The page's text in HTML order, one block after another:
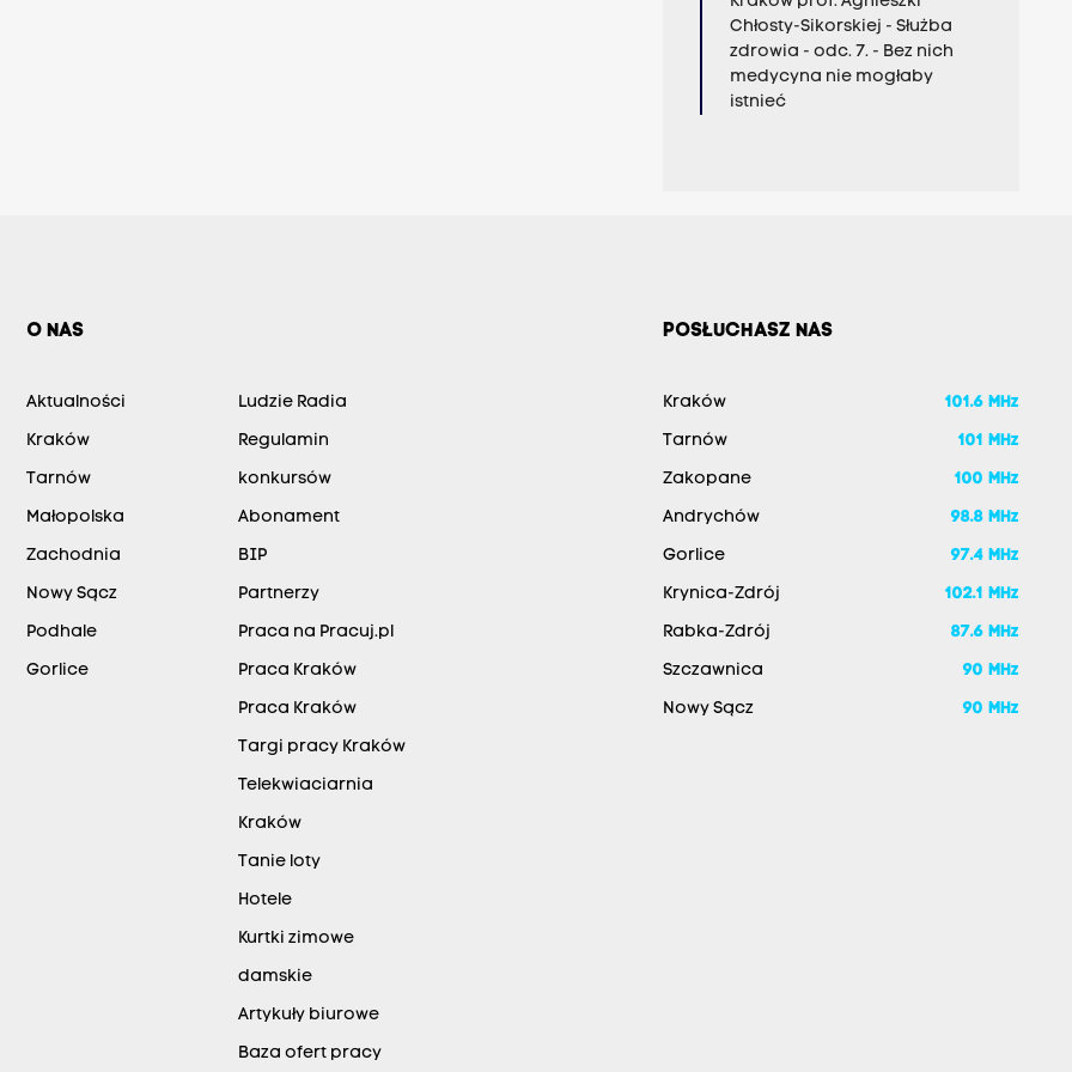
Chłosty-Sikorskiej - Służba
zdrowia - odc. 7. - Bez nich
medycyna nie mogłaby
istnieć
O NAS
Aktualności
Kraków
Tarnów
Małopolska
Zachodnia
Nowy Sącz
Podhale
Gorlice
Ludzie Radia
Regulamin
konkursów
Abonament
BIP
Partnerzy
Praca na Pracuj.pl
Praca Kraków
Praca Kraków
Targi pracy Kraków
Telekwiaciarnia
Kraków
Tanie loty
Hotele
Kurtki zimowe
damskie
Artykuły biurowe
Baza ofert pracy
POSŁUCHASZ NAS
Kraków 101.6 MHz
Tarnów 101 MHz
Zakopane 100 MHz
Andrychów 98.8 MHz
Gorlice 97.4 MHz
Krynica-Zdrój 102.1 MHz
Rabka-Zdrój 87.6 MHz
Szczawnica 90 MHz
Nowy Sącz 90 MHz